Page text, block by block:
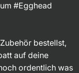
#Egghead
bestellst,
auf deine
ordentlich was